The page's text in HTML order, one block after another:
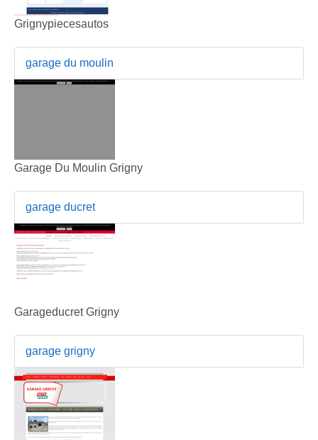
Grignypiecesautos
garage du moulin
Garage Du Moulin Grigny
garage ducret
Garageducret Grigny
garage grigny